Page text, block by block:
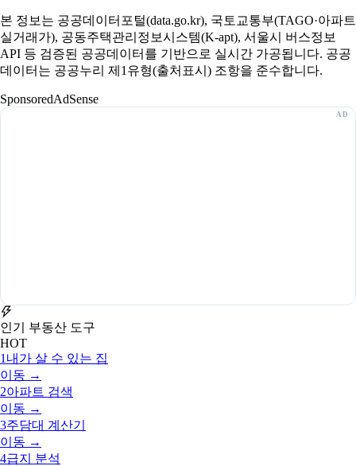
본 정보는 공공데이터포털(data.go.kr), 국토교통부(TAGO·아파트
실거래가), 공동주택관리정보시스템(K-apt), 서울시 버스정보
API 등 검증된 공공데이터를 기반으로 실시간 가공됩니다. 공공
데이터는 공공누리 제1유형(출처표시) 조항을 준수합니다.
SponsoredAdSense
인기 부동산 도구
HOT
1 내가 살 수 있는 집
이동 →
2아파트 검색
이동 →
3주담대 계산기
이동 →
4급지 분석